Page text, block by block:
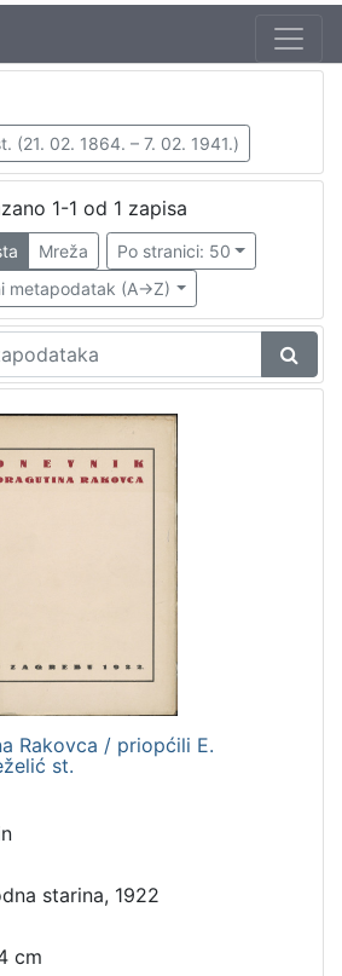
(21. 02. 1864. – 7. 02. 1941.)
1-1 od 1 zapisa
Mreža
Po stranici: 50
metapodatak (A->Z)
Rakovca / priopćili E.
st.
starina, 1922
cm